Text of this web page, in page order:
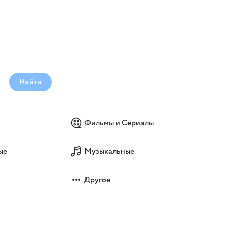
Найти
Фильмы и Сериалы
Музыкальные
Другое